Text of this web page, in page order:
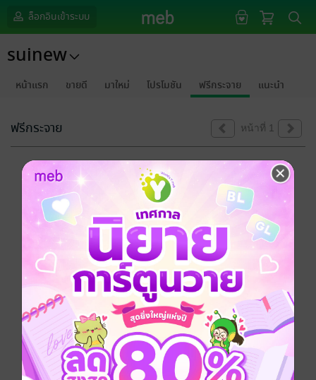
ล็อกอินเข้าระบบ
suinew
หน้าแรก ขายดี มาใหม่ โปรโมชัน ฟรีกระจาย แนะนำ
ฟรีกระจาย หน้าที่ 1
ขออภัยด้วยนะคะ
ไม่พบข้อมูลในหัวข้อที่คุณกำลังชมค่ะ